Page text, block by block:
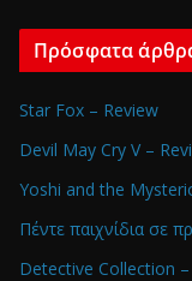
Πρόσφατα
Star Fox – Review
Devil May Cry V –
Yoshi and the
Πέντε παιχνίδια σε
Detective Collection